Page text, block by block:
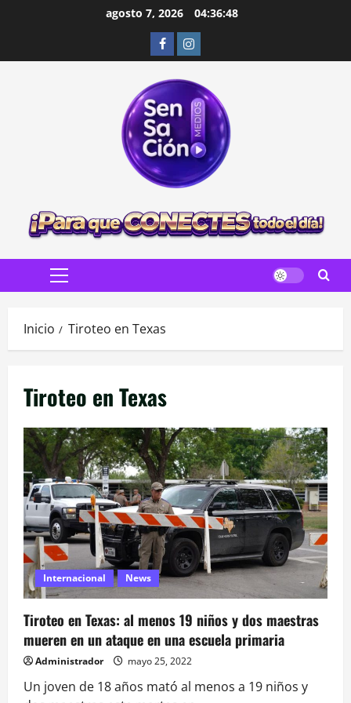
agosto 7, 2026 04:36:49
FacebookInstagram
Menú
Inicio Tiroteo en Texas
Tiroteo en Texas
Internacional News
Tiroteo en Texas: al menos 19 niños y dos maestras
mueren en un ataque en una escuela primaria
Administrador mayo 25, 2022
Un joven de 18 años mató al menos a 19 niños y